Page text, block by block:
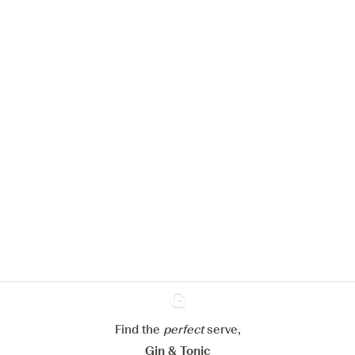
Ginventory
Find the perfectserve,
Gin & Tonic
Paramétrer mes cookies
Refuser tout Accepter tout